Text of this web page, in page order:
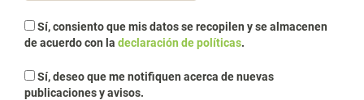
de acuerdo con la declaración de políticas.
publicaciones y avisos.